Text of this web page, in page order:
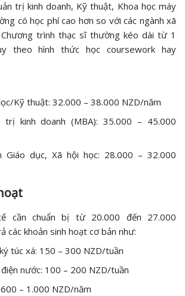
trị kinh doanh, Kỹ thuật, Khoa học máy
có học phí cao hơn so với các ngành xã
trình thạc sĩ thường kéo dài từ 1
theo hình thức học coursework hay
Kỹ thuật: 32.000 – 38.000 NZD/năm
trị kinh doanh (MBA): 35.000 – 45.000
Giáo dục, Xã hội học: 28.000 – 32.000
cần chuẩn bị từ 20.000 đến 27.000
các khoản sinh hoạt cơ bản như:
túc xá: 150 – 300 NZD/tuần
nước: 100 – 200 NZD/tuần
– 1.000 NZD/năm